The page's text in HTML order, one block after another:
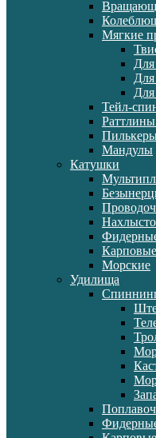
Мягкие
Тейл-
Мандулы
Катушки
Карповые
Морские
Удилища